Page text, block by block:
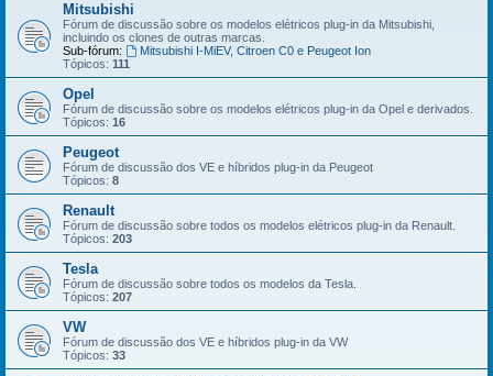
Mitsubishi
Fórum de discussão sobre os modelos elétricos plug-in da Mitsubishi,
incluindo os clones de outras marcas.
Sub-fórum:
Mitsubishi I-MiEV, Citroen C0 e Peugeot Ion
Tópicos: 111
Opel
Fórum de discussão sobre os modelos elétricos plug-in da Opel e derivados.
Tópicos: 16
Peugeot
Fórum de discussão dos VE e híbridos plug-in da Peugeot
Tópicos: 8
Renault
Fórum de discussão sobre todos os modelos elétricos plug-in da Renault.
Tópicos: 203
Tesla
Fórum de discussão sobre todos os modelos da Tesla.
Tópicos: 207
VW
Fórum de discussão dos VE e híbridos plug-in da VW
Tópicos: 33